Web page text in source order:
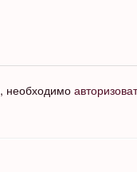
необходимо